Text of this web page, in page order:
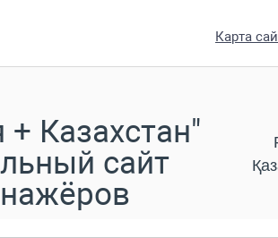
Карта
Казахстан"
сайт